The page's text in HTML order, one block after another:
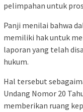
pelimpahan untuk
Panji menilai bahwa
memiliki hak untuk
laporan yang telah
hukum.
Hal tersebut
Undang Nomor 20
memberikan ruang